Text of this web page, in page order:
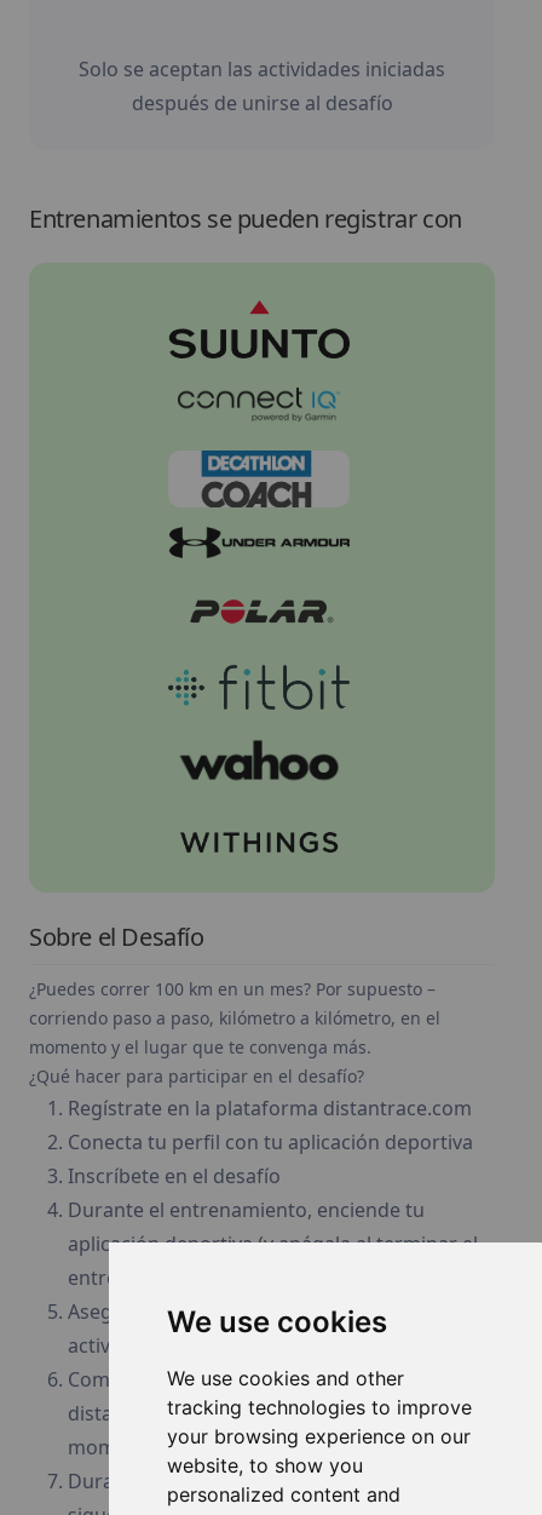
We use cookies
We use cookies and other
tracking technologies to improve
your browsing experience on our
website, to show you
personalized content and
Solo se aceptan las actividades iniciadas
después de unirse al desafío
Entrenamientos se pueden registrar con
Sobre el Desafío
¿Puedes correr 100 km en un mes? Por supuesto –
corriendo paso a paso, kilómetro a kilómetro, en el
momento y el lugar que te convenga más.
¿Qué hacer para participar en el desafío?
Regístrate en la plataforma distantrace.com
Conecta tu perfil con tu aplicación deportiva
Inscríbete en el desafío
Durante el entrenamiento, enciende tu
aplicación deportiva (y apágala al terminar el
entrenamiento)
Asegúrate de que los datos GPS estén
activados
Completa un total de 100 km corriendo
distancias en varios entrenamientos, en el
momento y el lugar que te convenga más
Durante el Desafío de 100 km de distancia,